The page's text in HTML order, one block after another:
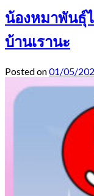
น้องหมาพันธุ์
บ้านเรานะ
Posted on01/05/